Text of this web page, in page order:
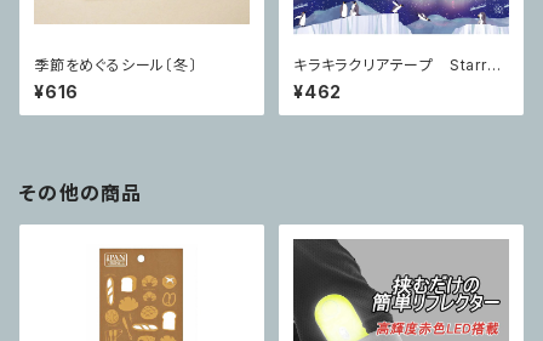
季節をめぐるシール〔冬〕
¥616
キラキラクリアテープ Starry
sky
¥462
その他の商品